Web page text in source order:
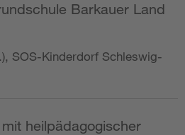
Barkauer Land
SOS-Kinderdorf Schleswig-
heilpädagogischer